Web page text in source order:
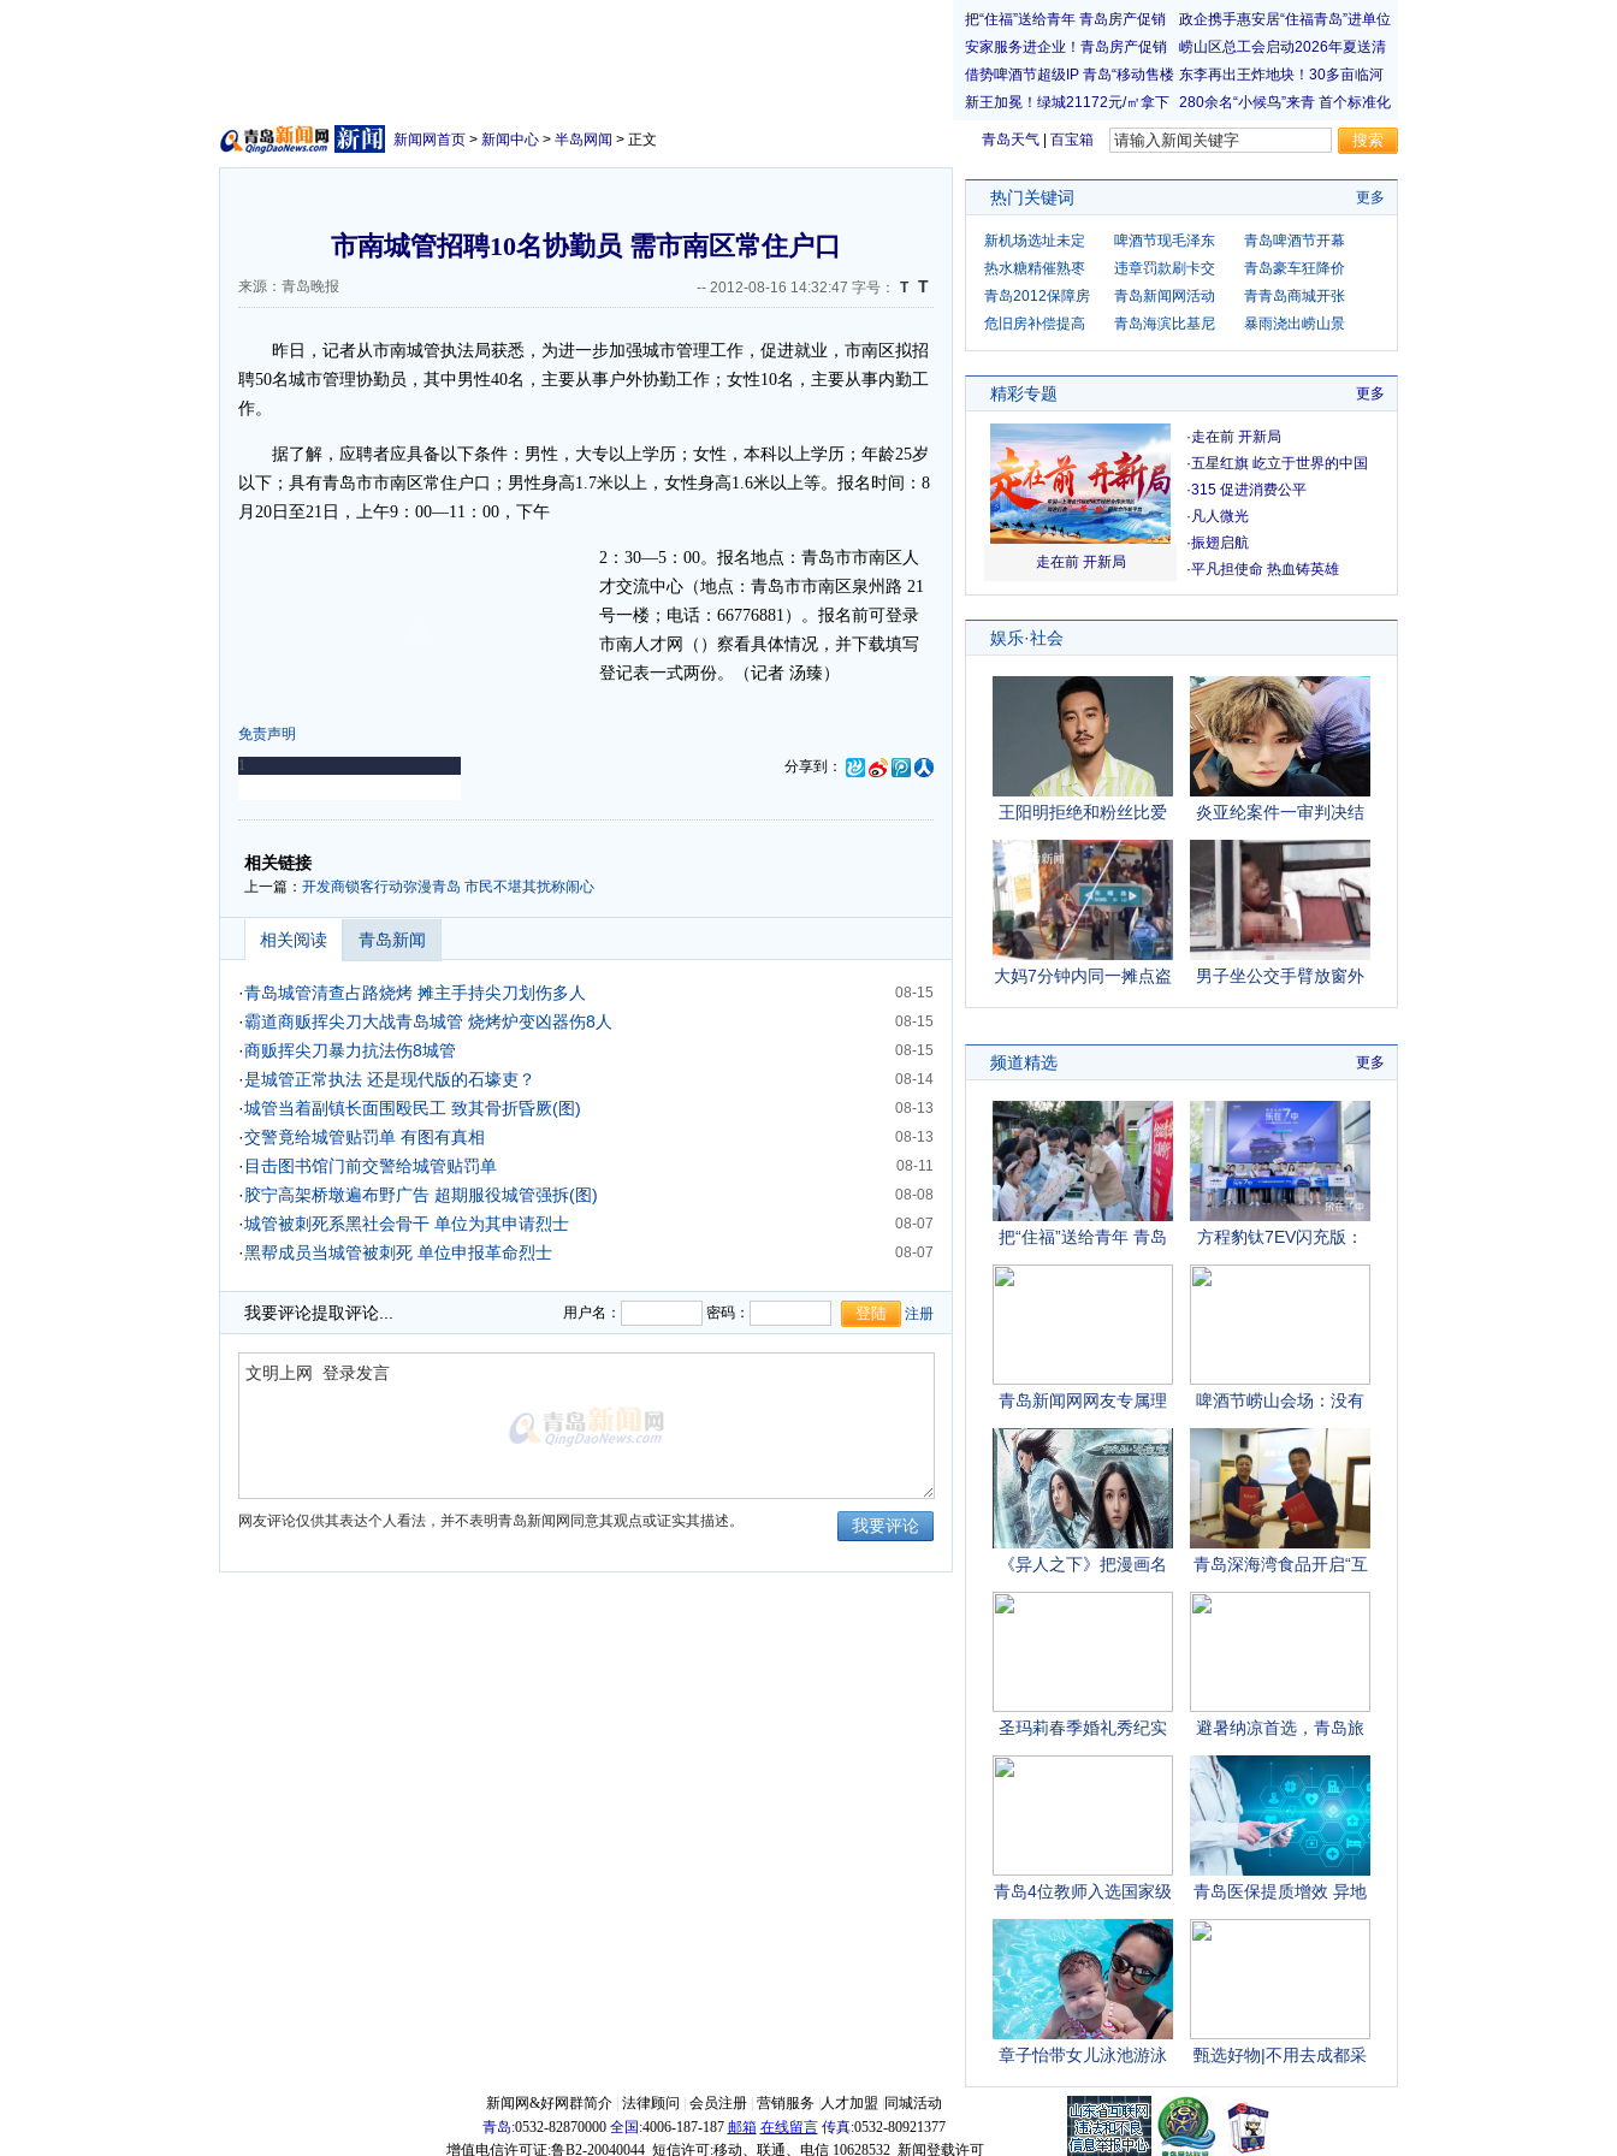
青岛天气 百宝箱
新闻网首页 > 新闻中心 > 半岛网闻 > 正文
市南城管招聘10名协勤员 需市南区常住户口
来源：青岛晚报 -- 2012-08-16 14:32:47 字号： T T
昨日，记者从市南城管执法局获悉，为进一步加强城市管理工作，促进就业，市南区拟招
聘50名城市管理协勤员，其中男性40名，主要从事户外协勤工作；女性10名，主要从事内勤工
作。
据了解，应聘者应具备以下条件：男性，大专以上学历；女性，本科以上学历；年龄25岁
以下；具有青岛市市南区常住户口；男性身高1.7米以上，女性身高1.6米以上等。报名时间：8
月20日至21日，上午9：00—11：00，下午
2：30—5：00。报名地点：青岛市市南区人
才交流中心（地点：青岛市市南区泉州路 21
号一楼；电话：66776881）。报名前可登录
市南人才网（）察看具体情况，并下载填写
登记表一式两份。（记者 汤臻）
免责声明
分享到：
-
相关链接
上一篇： 开发商锁客行动弥漫青岛 市民不堪其扰称闹心
相关阅读 青岛新闻
08-15
·青岛城管清查占路烧烤 摊主手持尖刀划伤多人
08-15
·霸道商贩挥尖刀大战青岛城管 烧烤炉变凶器伤8人
08-15
·商贩挥尖刀暴力抗法伤8城管
08-14
·是城管正常执法 还是现代版的石壕吏？
08-13
·城管当着副镇长面围殴民工 致其骨折昏厥(图)
08-13
·交警竟给城管贴罚单 有图有真相
08-11
· 目击图书馆门前交警给城管贴罚单
08-08
·胶宁高架桥墩遍布野广告 超期服役城管强拆(图)
08-07
·城管被刺死系黑社会骨干 单位为其申请烈士
08-07
·黑帮成员当城管被刺死 单位申报革命烈士
我要评论提取评论... 用户名： 密码： 注册
网友评论仅供其表达个人看法，并不表明青岛新闻网同意其观点或证实其描述。
热门关键词 更多
新机场选址未定 啤酒节现毛泽东
青岛啤酒节开幕
热水糖精催熟枣
违章罚款刷卡交
青岛豪车狂降价
青岛2012保障房
青岛新闻网活动
青青岛商城开张
危旧房补偿提高
青岛海滨比基尼 暴雨浇出崂山景